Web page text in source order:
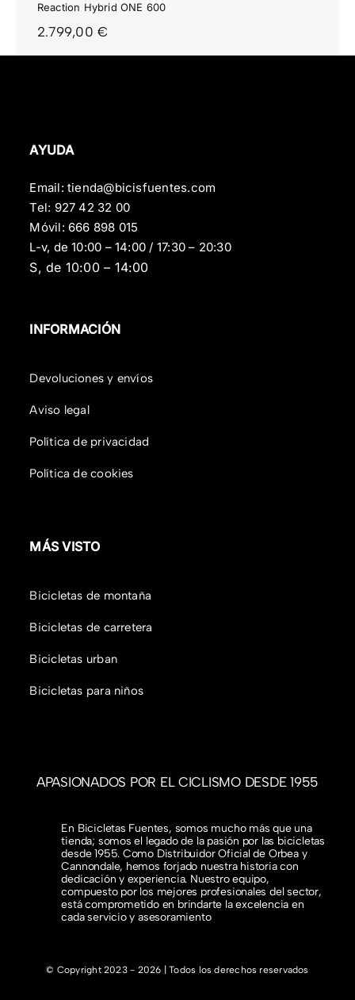
Reaction Hybrid ONE 600
2.799,00€
AYUDA
Email:tienda@bicisfuentes.com
Tel: 927 42 32 00
Móvil: 666 898 015
L-v, de 10:00 – 14:00 / 17:30 – 20:30
S, de 10:00 – 14:00
INFORMACIÓN
Devoluciones y envíos
Aviso legal
Política de privacidad
Política de cookies
MÁS VISTO
Bicicletas de montaña
Bicicletas de carretera
Bicicletas urban
Bicicletas para niños
APASIONADOS POR EL CICLISMO DESDE 1955
En Bicicletas Fuentes, somos mucho más que una
tienda; somos el legado de la pasión por las bicicletas
desde 1955. Como Distribuidor Oficial de Orbea y
Cannondale, hemos forjado nuestra historia con
dedicación y experiencia. Nuestro equipo,
compuesto por los mejores profesionales del sector,
está comprometido en brindarte la excelencia en
cada servicio y asesoramiento
© Copyright 2023 - 2026 | Todos los derechos reservados